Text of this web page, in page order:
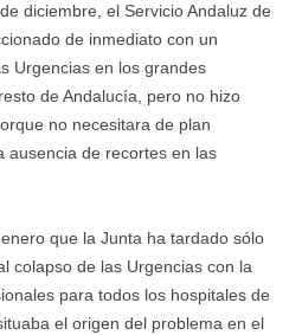
diciembre, el Servicio Andaluz de
de inmediato con un
Urgencias en los grandes
de Andalucía, pero no hizo
no necesitara de plan
ausencia de recortes en las
que la Junta ha tardado sólo
colapso de las Urgencias con la
para todos los hospitales de
el origen del problema en el